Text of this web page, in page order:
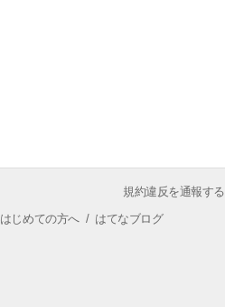
規約違反を通報する
はじめての方へ/ はてなブログ